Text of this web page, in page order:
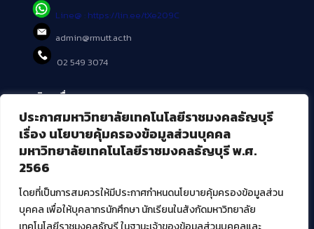
ประกาศมหาวิทยาลัยเทคโนโลยีราชมงคลธัญบุรี
เรื่อง นโยบายคุ้มครองข้อมูลส่วนบุคคล
มหาวิทยาลัยเทคโนโลยีราชมงคลธัญบุรี พ.ศ.
2566
โดยที่เป็นการสมควรให้มีประกาศกำหนดนโยบายคุ้มครองข้อมูลส่วน
บุคคล เพื่อให้บุคลากรนักศึกษา นักเรียนในสังกัดมหาวิทยาลัย
Line@ : https://lin.ee/tXe209C
admin@rmutt.ac.th
02 549 3074
บริการอื่นๆ ของ สวส.
ศูนย์สื่อดิจิทัล
ศูนย์นวัตกรรมและความรู้
ศูนย์พัฒนาและบริการนวัตกรรมดิจิทัล
สมัยใหม่ (MoSeC)
งานบริการวิชาการให้กับหน่วยงานภายนอก